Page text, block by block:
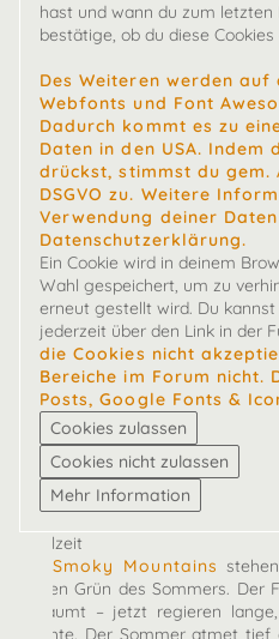
hast und wann du zum
bestätige, ob du diese
Des Weiteren werden
Webfonts und Font
Dadurch kommt es zu
Daten in den USA. Indem
drückst, stimmst du gem.
DSGVO zu. Weitere
Verwendung deiner
Datenschutzerklärung.
Ein Cookie wird in deinem
Wahl gespeichert, um zu
erneut gestellt wird. Du
jederzeit über den Link in der
die Cookies nicht
Bereiche im Forum nicht.
Posts, Google Fonts &
Spielzeit
DieSmoky Mountains
satten Grün des Sommers.
geräumt – jetzt regieren
Nächte. Der Sommer atmet